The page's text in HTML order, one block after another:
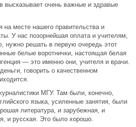
высказывает очень важные и здравые
месте нашего правительства и
У нас позорнейшая оплата и учителям,
нужно решать в первую очередь этот
белые воротнички, настоящая белая
— это именно они, учителя и врачи.
говорить о качественном
МГУ. Там были, конечно,
языка, усиленные занятия, были
литература, и зарубежная, и
и русская. Это было хорошо.